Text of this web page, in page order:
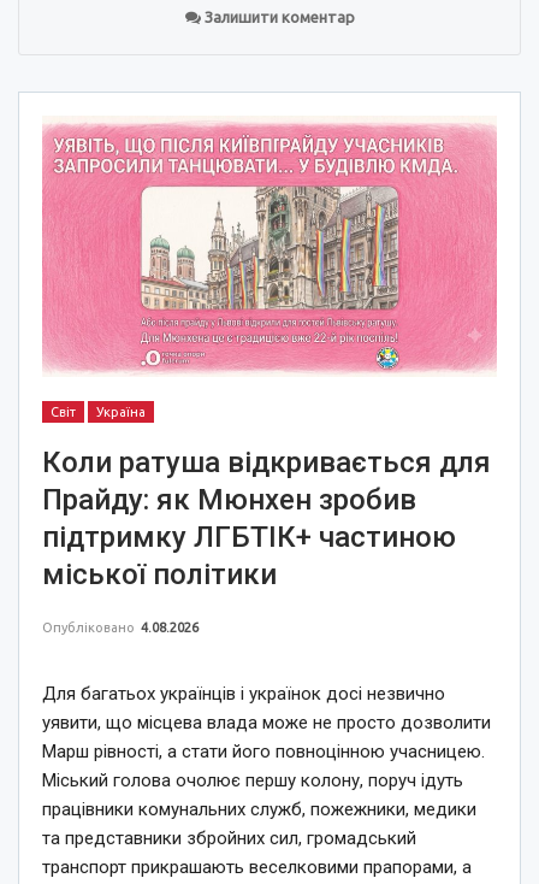
Залишити коментар
Світ Україна
Коли ратуша відкривається для
Прайду: як Мюнхен зробив
підтримку ЛГБТІК+ частиною
міської політики
Опубліковано 4.08.2026
Для багатьох українців і українок досі незвично
уявити, що місцева влада може не просто дозволити
Марш рівності, а стати його повноцінною учасницею.
Міський голова очолює першу колону, поруч ідуть
працівники комунальних служб, пожежники, медики
та представники збройних сил, громадський
транспорт прикрашають веселковими прапорами, а